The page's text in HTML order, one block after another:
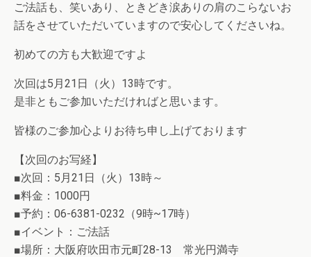
ご法話も、笑いあり、ときどき涙ありの肩のこらないお
話をさせていただいていますので安心してくださいね。
初めての方も大歓迎ですよ
次回は5月21日（火）13時です。
是非ともご参加いただければと思います。
皆様のご参加心よりお待ち申し上げております
【次回のお写経】
■次回：5月21日（火）13時～
■料金：1000円
■予約：06-6381-0232（9時~17時）
■イベント：ご法話
■場所：大阪府吹田市元町28-13 常光円満寺